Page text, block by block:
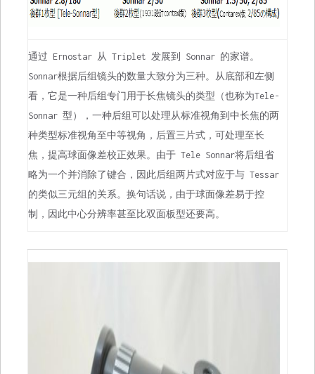
通过 Ernostar 从 Triplet 发展到 Sonnar 的家谱。
Sonnar根据后组镜头的数量大致分为三种。从底部和左侧
看，它是一种后组专门用于长焦镜头的类型（也称为Tele-
Sonnar 型），一种后组可以处理从标准视角到中长焦的两
种类型标准视角至中等视角，后置三片式，可处理至长
焦，提高球面像差校正效果。由于 Tele Sonnar将后组省
略为一个并消除了键合，因此后组两片式对应于与 Tessar
的类似三元组的关系。换句话说，由于球面像差易于控
制，因此中心分辨率甚至比双面板型还要高。